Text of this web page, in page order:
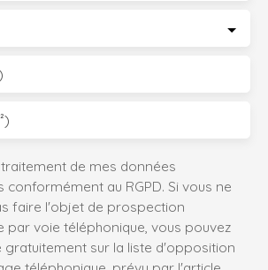
de mes données
conformément au RGPD. Si vous ne
faire l'objet de prospection
par voie téléphonique, vous pouvez
gratuitement sur la liste d'opposition